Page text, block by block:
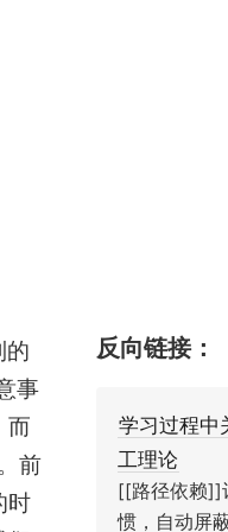
的
事
而
前
时
反向链接：
学习过程中
工理论
[[路径依赖]]
惯，自动屏